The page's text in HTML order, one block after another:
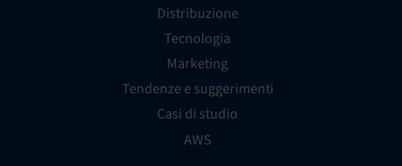
Distribuzione
Tecnologia
Marketing
Tendenze e suggerimenti
Casi di studio
AWS